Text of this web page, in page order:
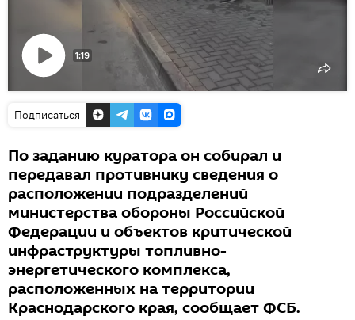
Воспроизвести
1:19
Подписаться
По заданию куратора он собирал и
передавал противнику сведения о
расположении подразделений
министерства обороны Российской
Федерации и объектов критической
инфраструктуры топливно-
энергетического комплекса,
расположенных на территории
Краснодарского края, сообщает ФСБ.